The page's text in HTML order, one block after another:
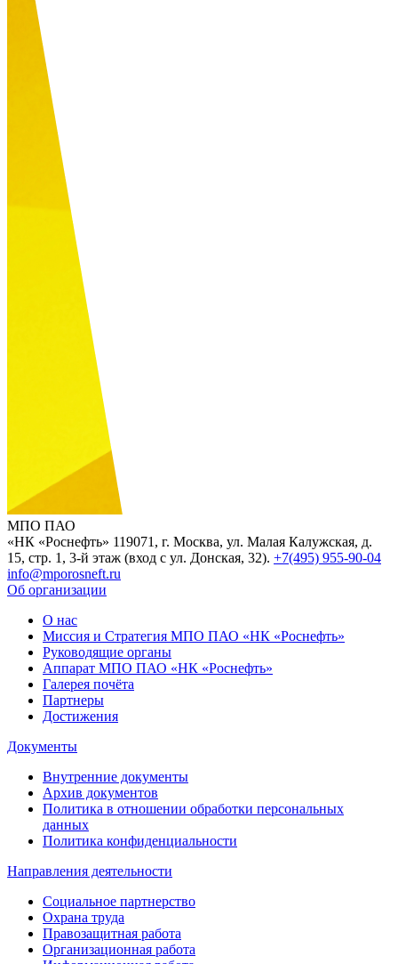
МПО ПАО
«НК «Роснефть» 119071, г. Москва, ул. Малая Калужская, д.
15, стр. 1, 3-й этаж (вход с ул. Донская, 32). +7(495) 955-90-04
info@mporosneft.ru
Об организации
О нас
Миссия и Стратегия МПО ПАО «НК «Роснефть»
Руководящие органы
Аппарат МПО ПАО «НК «Роснефть»
Галерея почёта
Партнеры
Достижения
Документы
Внутренние документы
Архив документов
Политика в отношении обработки персональных
данных
Политика конфиденциальности
Направления деятельности
Социальное партнерство
Охрана труда
Правозащитная работа
Организационная работа